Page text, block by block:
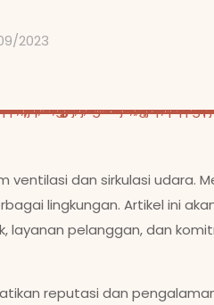
2023
ventilasi dan sirkulasi
lingkungan. Artikel ini
layanan pelanggan, dan
reputasi dan